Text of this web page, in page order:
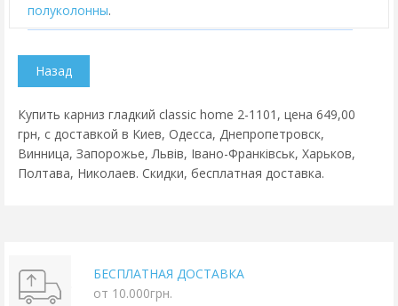
полуколонны.
Купить карниз гладкий classic home 2-1101, цена 649,00
грн, с доставкой в Киев, Одесса, Днепропетровск,
Винница, Запорожье, Львів, Івано-Франківськ, Харьков,
Полтава, Николаев. Скидки, бесплатная доставка.
БЕСПЛАТНАЯ ДОСТАВКА
от 10.000грн.